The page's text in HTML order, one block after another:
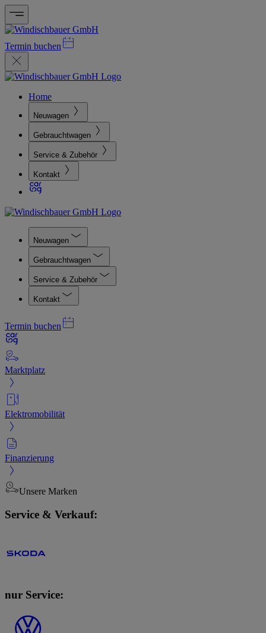
Termin buchen
Home
Neuwagen
Gebrauchtwagen
Service & Zubehör
Kontakt
Neuwagen
Gebrauchtwagen
Service & Zubehör
Kontakt
Termin buchen
Marktplatz
Elektromobilität
Finanzierung
Unsere Marken
Service & Verkauf:
nur Service: